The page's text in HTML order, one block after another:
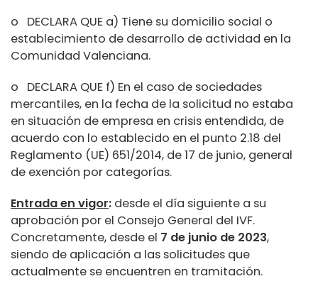
o DECLARA QUE a) Tiene su domicilio social o
establecimiento de desarrollo de actividad en la
Comunidad Valenciana.
o DECLARA QUE f) En el caso de sociedades
mercantiles, en la fecha de la solicitud no estaba
en situación de empresa en crisis entendida, de
acuerdo con lo establecido en el punto 2.18 del
Reglamento (UE) 651/2014, de 17 de junio, general
de exención por categorías.
Entrada en vigor: desde el día siguiente a su
aprobación por el Consejo General del IVF.
Concretamente, desde el 7 de junio de 2023,
siendo de aplicación a las solicitudes que
actualmente se encuentren en tramitación.